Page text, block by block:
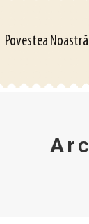
Povestea Noastră